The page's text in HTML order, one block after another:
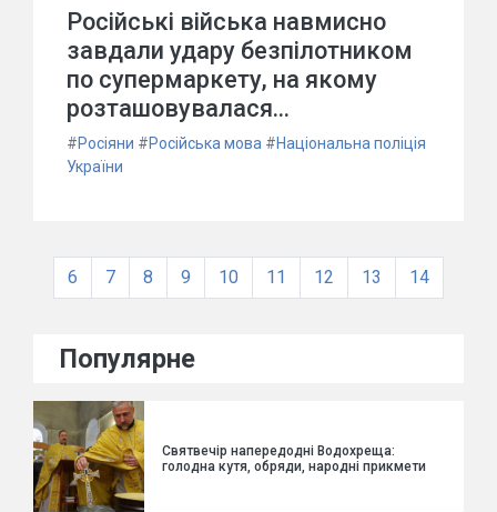
Російські війська навмисно
завдали удару безпілотником
по супермаркету, на якому
розташовувалася...
#Росіяни #Російська мова #Національна поліція
України
6 7 8 9 10 11 12 13 14
Популярне
Святвечір напередодні Водохреща:
голодна кутя, обряди, народні прикмети